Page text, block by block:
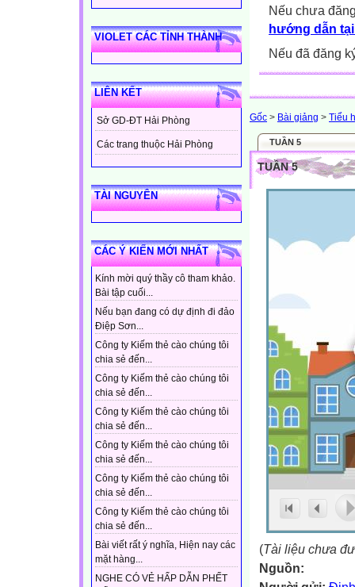
VIOLET CÁC TỈNH THÀNH
LIÊN KẾT
Sở GD-ĐT Hải Phòng
Các trang thuộc Hải Phòng
TÀI NGUYÊN
CÁC Ý KIẾN MỚI NHẤT
Kính mời quý thầy cô tham khảo.
Bài tập cuối...
Nếu bạn đang có dự định đi đảo
Điệp Sơn...
Công ty Kiếm thẻ cào chúng tôi
chia sẻ đến...
Công ty Kiếm thẻ cào chúng tôi
chia sẻ đến...
Công ty Kiếm thẻ cào chúng tôi
chia sẻ đến...
Công ty Kiếm thẻ cào chúng tôi
chia sẻ đến...
Công ty Kiếm thẻ cào chúng tôi
chia sẻ đến...
Công ty Kiếm thẻ cào chúng tôi
chia sẻ đến...
Bài viết rất ý nghĩa, Hiện nay các
mặt hàng...
NGHE CÓ VẺ HẤP DẪN PHẾT
Nếu chưa
hướng dẫn
Nếu đã đăng
Gốc > Bài giảng > Tiểu
TUẦN 5
TUẦN 5
(Tài liệu chưa
Nguồn: